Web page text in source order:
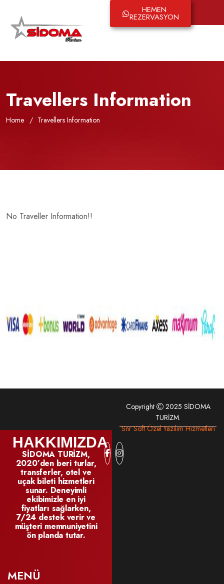
English HEMEN
REZERVASYON
Travellers Information
Home Travellers Information
No Traveller Information!!
HAKKIMIZDA
SİDOMA TURİZM,
2020’den beri turlar,
transferler, otel ve
uçak bileti hizmetleri
sunar. Deneyimli
ekibimizle en iyi
fiyatları sağlarken,
7/24 destek verir ve
müşteri memnuniyetini
ön planda tutar.
MENÜ
Copyright
2025 SİDOMA
TURİZM.
Snr Soft Özel Yazılım Hizmetleri